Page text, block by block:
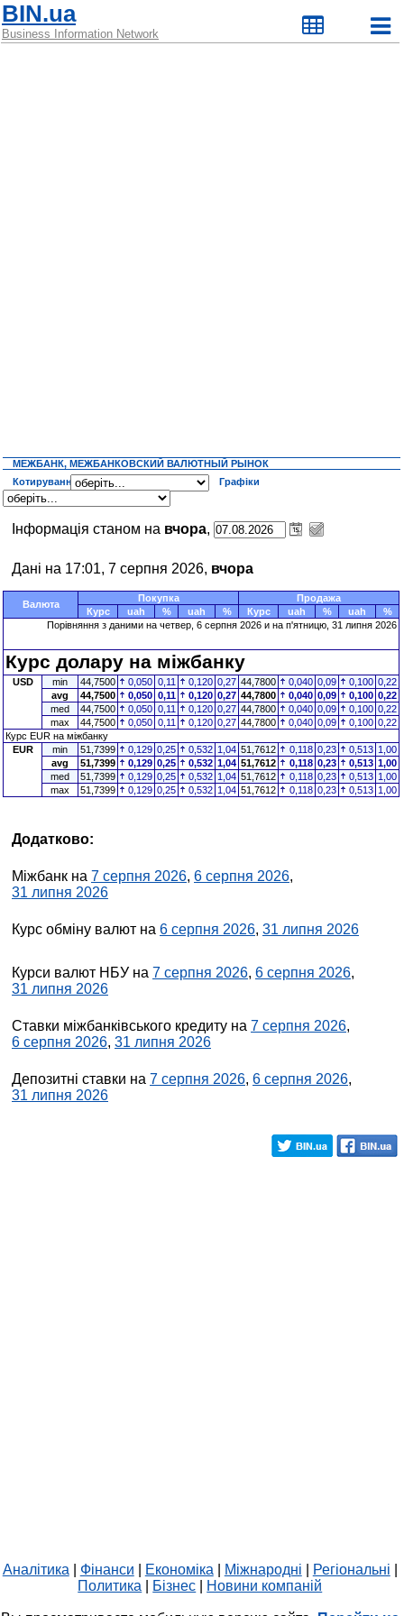
BIN.ua
Business Information Network
МЕЖБАНК, МЕЖБАНКОВСКИЙ ВАЛЮТНЫЙ РЫНОК
Котирування
Графіки
Інформація станом на вчора,
Дані на 17:01, 7 серпня 2026, вчора
Валюта
Покупка
Продажа
Курс
uah % uah % Курс uah % uah
%
Порівняння з даними на четвер, 6 серпня 2026 и на п'ятницю, 31 липня 2026
Курс долару на міжбанку
USD min 44,7500 0,050 0,11 0,120 0,27 44,7800 0,040 0,09 0,100 0,22
avg
44,7500 0,050 0,11 0,120 0,27 44,7800 0,040 0,09 0,100 0,22
med
44,7500 0,050 0,11 0,120 0,27 44,7800 0,040 0,09 0,100 0,22
max
44,7500 0,050 0,11 0,120 0,27 44,7800 0,040 0,09 0,100 0,22
Курс EUR на міжбанку
EUR
min 51,7399 0,129 0,25 0,532 1,04 51,7612 0,118 0,23 0,513 1,00
avg
51,7399 0,129 0,25 0,532 1,04 51,7612 0,118 0,23 0,513 1,00
med
51,7399 0,129 0,25 0,532 1,04 51,7612 0,118 0,23 0,513 1,00
max
51,7399 0,129 0,25 0,532 1,04 51,7612 0,118 0,23 0,513 1,00
Додатково:
Міжбанк на 7 серпня 2026, 6 серпня 2026,
31 липня 2026
Курс обміну валют на 6 серпня 2026, 31 липня 2026
Курси валют НБУ на 7 серпня 2026, 6 серпня 2026,
31 липня 2026
Ставки міжбанківського кредиту на 7 серпня 2026,
6 серпня 2026, 31 липня 2026
Депозитні ставки на 7 серпня 2026, 6 серпня 2026,
31 липня 2026
Аналітика Фінанси Економіка Міжнародні Регіональні
Политика
Бізнес Новини компаній